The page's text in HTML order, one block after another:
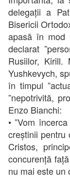
delegații a
Bisericii
apasă în mod
declarat
Rusiilor, Kirill.
Yushkevych,
în timpul
”nepotrivită,
Enzo Bianchi:
• ”Vom
creștinii
Cristos,
concurență
nu mai este un